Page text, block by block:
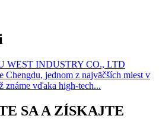
WEST INDUSTRY CO., LTD
Chengdu, jednom z najväčších miest v
známe vďaka high-tech...
SA A ZÍSKAJTE